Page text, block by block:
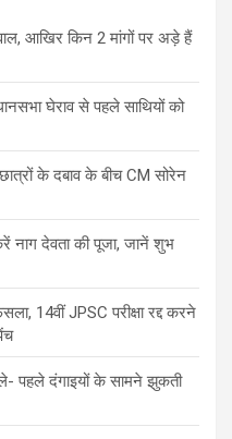
आखिर किन 2 मांगों पर अड़े हैं
घेराव से पहले साथियों को
के दबाव के बीच CM सोरेन
नाग देवता की पूजा, जानें शुभ
14वीं JPSC परीक्षा रद्द करने
पहले दंगाइयों के सामने झुकती